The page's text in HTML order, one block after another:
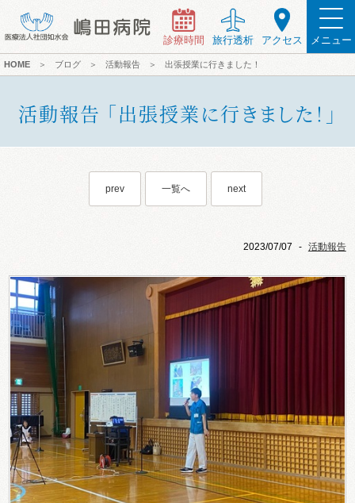
診療時間 旅行透析 アクセス メニュー
HOME ＞ ブログ ＞ 活動報告 ＞ 出張授業に行きました！
活動報告 「出張授業に行きました！」
prev 一覧へ next
2023/07/07 - 活動報告